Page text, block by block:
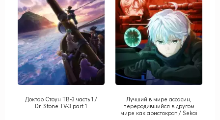
Доктор Стоун ТВ-3 часть 1 /
Dr. Stone TV-3 part 1
Лучший в мире ассасин,
переродившийся в другом
мире как аристократ / Sekai